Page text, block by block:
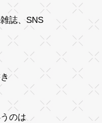
誌、SNS
のは